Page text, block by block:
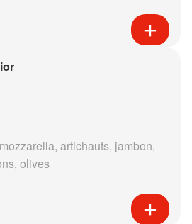
artichauts, jambon,
olives